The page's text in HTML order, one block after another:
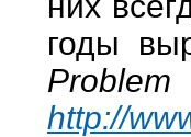
годы
http://